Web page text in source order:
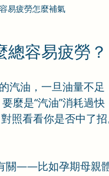
易疲勞怎麼補氣
容易疲勞？
汽油，一旦油量不
麼是“汽油”消耗過
照看看你是否中了招
關——比如孕期母親